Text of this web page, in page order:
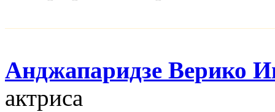
Анджапаридзе Верико
актриса